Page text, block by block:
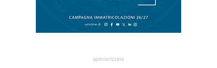
sponsorizzata